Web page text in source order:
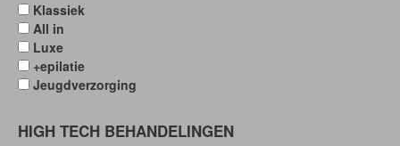
Klassiek
All in
Luxe
+epilatie
Jeugdverzorging
HIGH TECH BEHANDELINGEN